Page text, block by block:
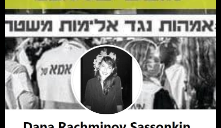
קרא עוד